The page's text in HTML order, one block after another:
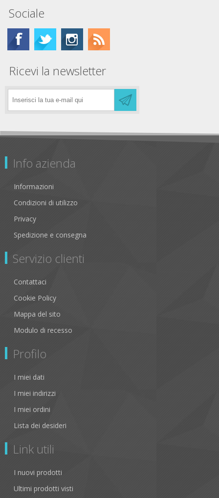
Sociale
Ricevi la newsletter
Info azienda
Informazioni
Condizioni di utilizzo
Privacy
Spedizione e consegna
Servizio clienti
Contattaci
Cookie Policy
Mappa del sito
Modulo di recesso
Profilo
I miei dati
I miei indirizzi
I miei ordini
Lista dei desideri
Link utili
I nuovi prodotti
Ultimi prodotti visti